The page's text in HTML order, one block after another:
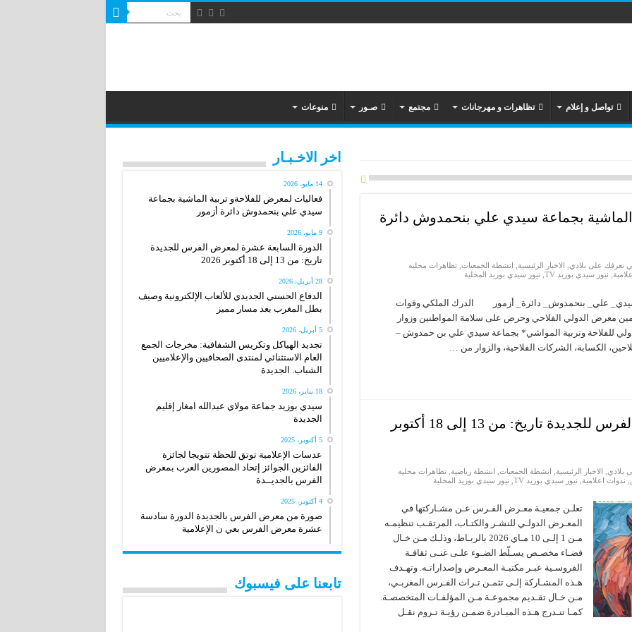
تواصل و إعلام تظاهرات و مهرجانات مجتمع صـور منوعات
الماشية بجماعة سيدي علي بنحمدوش دائرة
نعرفك على بلادي الاخبار الرئيسية انشطة الجمعيات ,تظاهرات محليه
نيوز سيدي بوزيد TV
نيوز سيدي بوزيد المحلية
سيدي_ علي_ بنحمدوش_ دائرة_ أزمور الدرك الملكي وقوات
معرض الدولي الفلاحي وحرص على سلامة المواطنين وزوار
للفلاحة وتربية المواشي* بجماعة سيدي علي بن حمدوش –
الكسابة، الشركات الفلاحية، والزوار من …
الدورة السابعة عشرة لمعرض الفرس للجديدة تاريخ: من 13 إلى 18 أكتوبر
بلادي الاخبار الرئيسية انشطة الجمعيات انشطة رياضية ,تظاهرات محليه
ندوات اعلامية نيوز سيدي بوزيد TV
نيوز سيدي بوزيد المحلية
تعلـن جمعيـة معـرض الفـرس عـن مشـاركتها في
المعـرض الدولـي للنشـر والكتـاب، المرتقـب تنظيمـه
مـن 1 إلـى 10 مـاي 2026 بالربـاط، وذلـك مـن خـال
فضـاء مخصـص يسـلّط الضـوء علـى غنـى ثقافـة
الفروسـية عبـر مكتبـة المعـرض وإصداراتـه. وتهـدف
هـذه المشـاركة إلـى تثمـن تـراث الفـرس المغربـي،
مـن خـال تقـديم مجموعـة مـن المؤلفـات المتخصصـة.
كمـا تنـدرج هـذه المبـادرة ضمـن رؤيـة تـروم نقـل
اخر الاخـبـار
14 مايو، 2026
فعاليات لمعرض للفلاحةو تربية الماشية بجماعة
سيدي علي بنحمدوش دائرة أزمور
9 مايو، 2026
الدورة السابعة عشرة لمعرض الفرس للجديدة
تاريخ: من 13 إلى 18 أكتوبر 2026
28 أبريل، 2026
الدفاع الحسني الجديدي للألعاب الإلكترونية وصيف
بطل المغرب بعد مسار مميز
5 أبريل، 2026
تجديد الهياكل وتكريس الشفافية: مخرجات الجمع
العام الاستثنائي لمنتدى الصحافيين والإعلاميين
الشباب. الجديدة
18 يناير، 2026
سيدي بوزيد جماعة مولاي عبدالله امغار إقليم
الجديدة
5 أكتوبر، 2025
عدسات الإعلامية توتق للحظة تتويجا لجائزة
الفائزين الجوائز إتحاد المصورين العرب بمعرض
الفرس بالجديــدة
4 أكتوبر، 2025
صورة من معرض الفرس بالجديدة الدورة سادسة
عشرة معرض الفرس بعي ن الإعلامية
تابعنا على فيسبوك